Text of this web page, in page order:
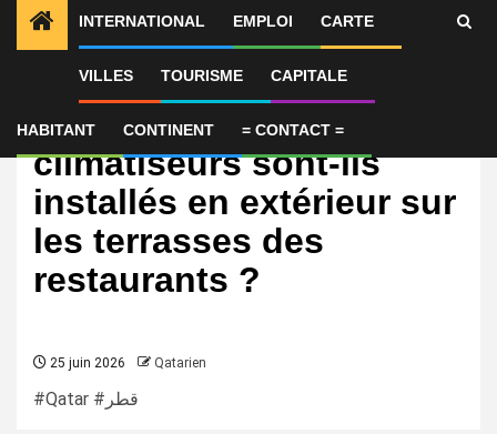
INTERNATIONAL EMPLOI CARTE
VILLES TOURISME CAPITALE
HABITANT CONTINENT = CONTACT =
International
VÉRIF’ – Au Qatar, des
climatiseurs sont-ils
installés en extérieur sur
les terrasses des
restaurants ?
25 juin 2026 Qatarien
#Qatar #قطر